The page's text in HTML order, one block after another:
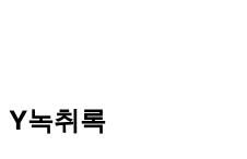
Y녹취록